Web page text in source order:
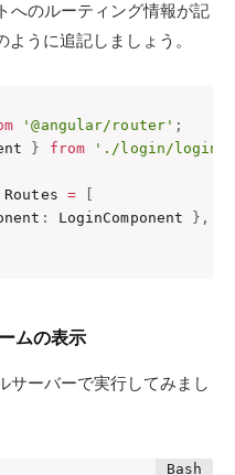
へのルーティング情報が記
ように追記しましょう。
'@angular/router' ;
} from './login/login'
Routes =
: LoginComponent } ,
ムの表示
サーバーで実行してみまし